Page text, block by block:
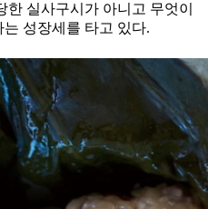
실사구시가 아니고 무엇이
성장세를 타고 있다.